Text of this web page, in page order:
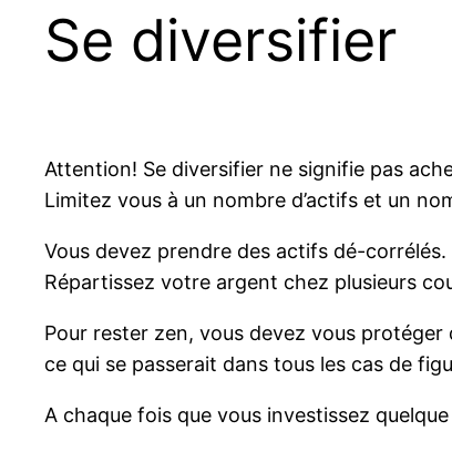
Se diversifier
Attention! Se diversifier ne signifie pas
Limitez vous à un nombre d’actifs et un
Vous devez prendre des actifs dé-corrélés.
Répartissez votre argent chez plusieurs
Pour rester zen, vous devez vous protéger
ce qui se passerait dans tous les cas de
A chaque fois que vous investissez